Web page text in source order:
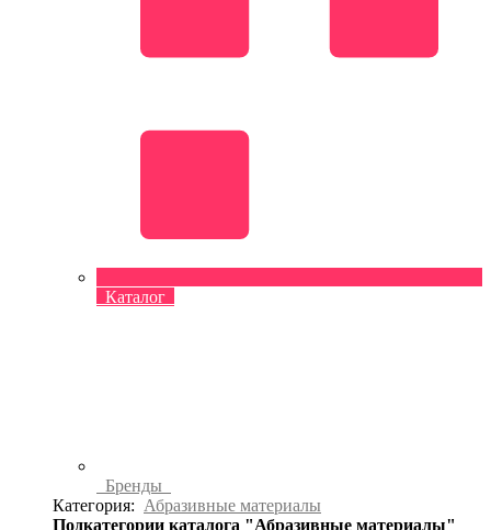
Каталог
Бренды
Категория: Абразивные материалы
Подкатегории каталога "Абразивные материалы"